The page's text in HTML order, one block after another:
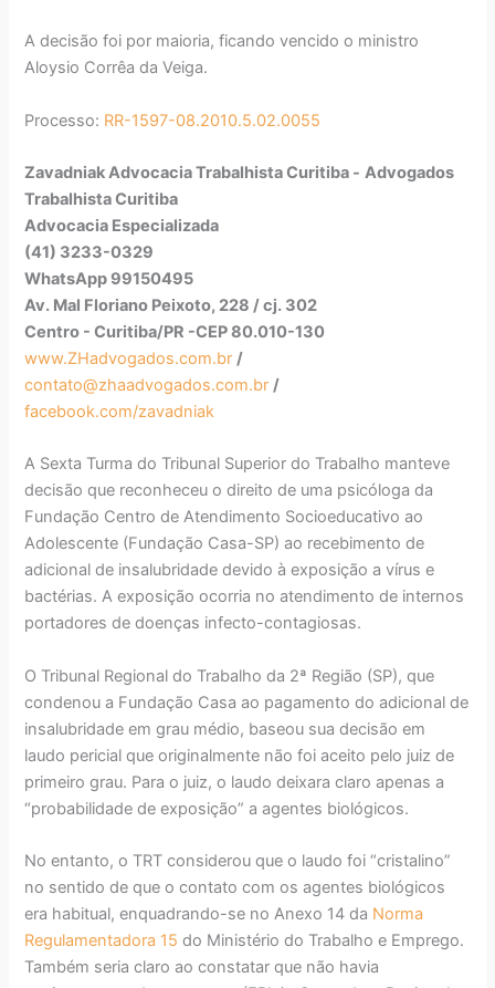
A decisão foi por maioria, ficando vencido o ministro
Aloysio Corrêa da Veiga.
Processo: RR-1597-08.2010.5.02.0055
Zavadniak Advocacia Trabalhista Curitiba - Advogados
Trabalhista Curitiba
Advocacia Especializada
(41) 3233-0329
WhatsApp 99150495
Av. Mal Floriano Peixoto, 228 / cj. 302
Centro - Curitiba/PR -CEP 80.010-130
www.ZHadvogados.com.br /
contato@zhaadvogados.com.br /
facebook.com/zavadniak
A Sexta Turma do Tribunal Superior do Trabalho manteve
decisão que reconheceu o direito de uma psicóloga da
Fundação Centro de Atendimento Socioeducativo ao
Adolescente (Fundação Casa-SP) ao recebimento de
adicional de insalubridade devido à exposição a vírus e
bactérias. A exposição ocorria no atendimento de internos
portadores de doenças infecto-contagiosas.
O Tribunal Regional do Trabalho da 2ª Região (SP), que
condenou a Fundação Casa ao pagamento do adicional de
insalubridade em grau médio, baseou sua decisão em
laudo pericial que originalmente não foi aceito pelo juiz de
primeiro grau. Para o juiz, o laudo deixara claro apenas a
“probabilidade de exposição” a agentes biológicos.
No entanto, o TRT considerou que o laudo foi “cristalino”
no sentido de que o contato com os agentes biológicos
era habitual, enquadrando-se no Anexo 14 da Norma
Regulamentadora 15 do Ministério do Trabalho e Emprego.
Também seria claro ao constatar que não havia